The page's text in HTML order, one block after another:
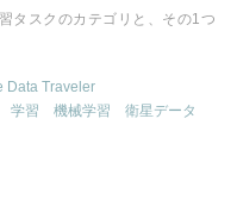
タスクのカテゴリと、その1つ
Data Traveler
学習 機械学習
衛星データ